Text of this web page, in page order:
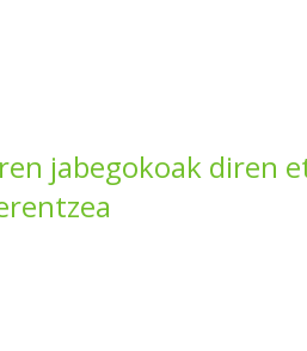
jabegokoak diren